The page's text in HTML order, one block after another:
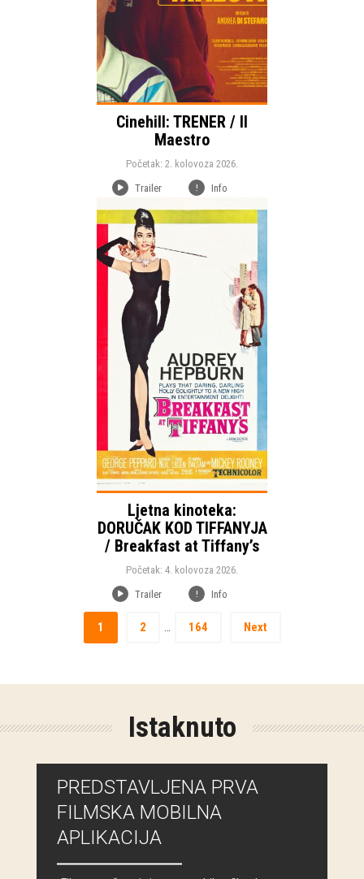
Cinehill: TRENER / Il
Maestro
Početak: 2. kolovoza 2026.
Trailer
Info
Ljetna kinoteka:
DORUČAK KOD TIFFANYJA
/ Breakfast at Tiffany’s
Početak: 4. kolovoza 2026.
Trailer
Info
Početak:
Žanr:
Romantični
Kinoteka
Trajanje:
Država:
1 2 164 Next
Istaknuto
PREDSTAVLJENA PRVA
FILMSKA MOBILNA
APLIKACIJA